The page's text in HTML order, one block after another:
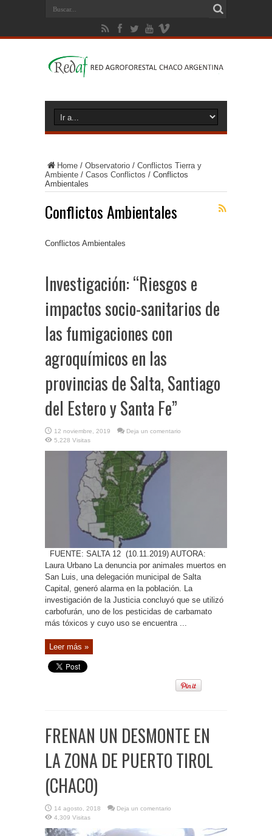
Home / Observatorio / Conflictos Tierra y
Ambiente / Casos Conflictos / Conflictos
Ambientales
Conflictos Ambientales
Conflictos Ambientales
Investigación: “Riesgos e
impactos socio-sanitarios de
las fumigaciones con
agroquímicos en las
provincias de Salta, Santiago
del Estero y Santa Fe”
12 noviembre, 2019
Deja un comentario
5,228 Visitas
FUENTE: SALTA 12 (10.11.2019) AUTORA:
Laura Urbano La denuncia por animales muertos en
San Luis, una delegación municipal de Salta
Capital, generó alarma en la población. La
investigación de la Justicia concluyó que se utilizó
carbofurán, uno de los pesticidas de carbamato
más tóxicos y cuyo uso se encuentra ...
Leer más »
FRENAN UN DESMONTE EN
LA ZONA DE PUERTO TIROL
(CHACO)
14 agosto, 2018
Deja un comentario
4,309 Visitas